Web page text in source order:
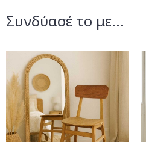
Συνδύασέ το με...